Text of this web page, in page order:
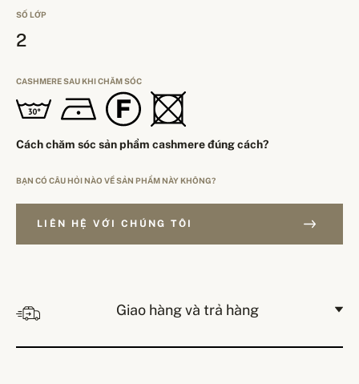
SỐ LỚP
2
CASHMERE SAU KHI CHĂM SÓC
Cách chăm sóc sản phẩm cashmere đúng cách?
BẠN CÓ CÂU HỎI NÀO VỀ SẢN PHẨM NÀY KHÔNG?
LIÊN HỆ VỚI CHÚNG TÔI
Giao hàng và trả hàng